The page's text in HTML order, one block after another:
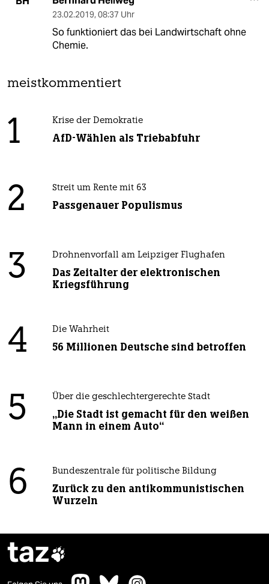
23.02.2019, 08:37 Uhr
So funktioniert das bei Landwirtschaft ohne
Chemie.
meistkommentiert
1 Krise der Demokratie
AfD-Wählen als Triebabfuhr
2 Streit um Rente mit 63
Passgenauer Populismus
3 Drohnenvorfall am Leipziger Flughafen
Das Zeitalter der elektronischen
Kriegsführung
4 Die Wahrheit
56 Millionen Deutsche sind betroffen
5 Über die geschlechtergerechte Stadt
„Die Stadt ist gemacht für den weißen
Mann in einem Auto“
6 Bundeszentrale für politische Bildung
Zurück zu den antikommunistischen
Wurzeln
taz